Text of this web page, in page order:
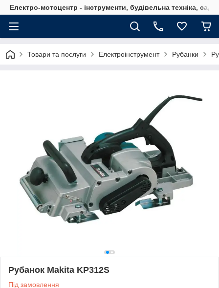
Електро-мотоцентр - інструменти, будівельна техніка,
Товари та послуги Електроінструмент Рубанки
Рубанок Makita KP312S
Під замовлення